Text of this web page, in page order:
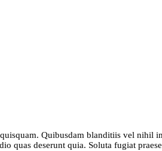
Quibusdam blanditiis vel nihil
quas deserunt quia. Soluta fugiat